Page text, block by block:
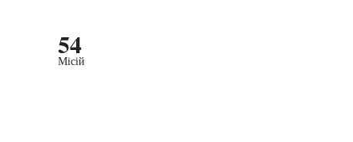
54
Місій